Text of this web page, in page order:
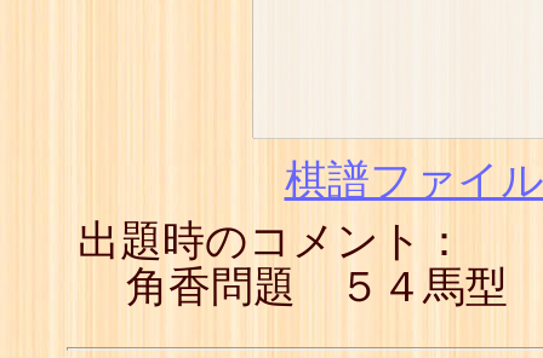
棋譜ファイ
出題時のコメント：
角香問題 ５４馬型